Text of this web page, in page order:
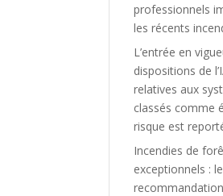
professionnels
les récents
L’entrée en
dispositions de
relatives aux
classés comme
risque est
Incendies de
exceptionnels :